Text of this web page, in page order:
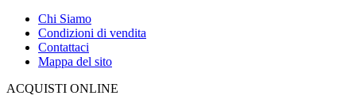
Chi Siamo
Condizioni di vendita
Contattaci
Mappa del sito
ACQUISTI ONLINE